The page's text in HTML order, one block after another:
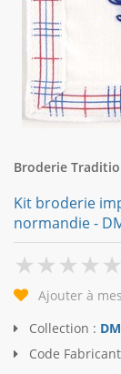
Broderie
Kit broderie
normandie -
Ajouter à
Collection :
Code